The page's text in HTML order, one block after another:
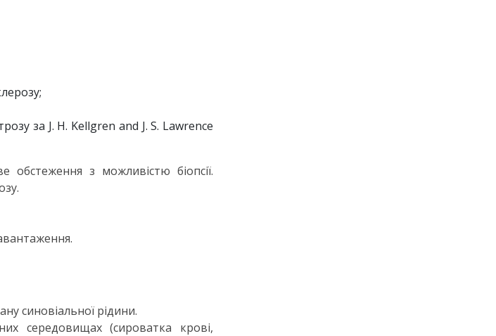
за J. H. Kellgren and J. S. Lawrence
обстеження з можливістю біопсії.
синовіальної рідини.
середовищах (сироватка крові,